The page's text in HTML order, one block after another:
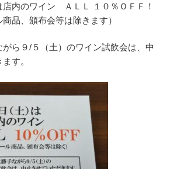
店内のワイン ＡＬＬ １０％ＯＦＦ！
品、頒布会等は除きます）
ら９/５（土）のワイン試飲会は、中
す。